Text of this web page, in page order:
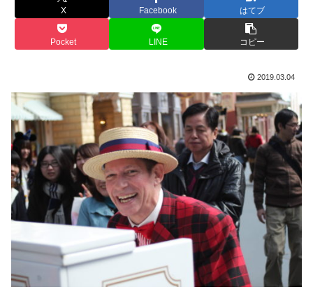
X Facebook はてブ
Pocket LINE コピー
2019.03.04